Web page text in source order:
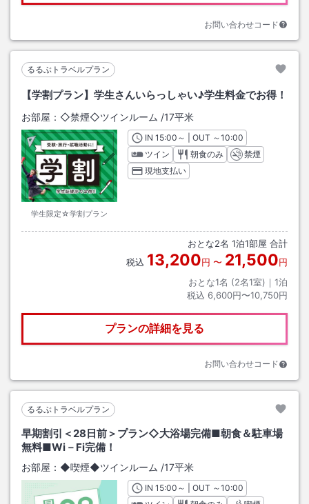
お問い合わせコード
るるぶトラベルプラン
【学割プラン】学生さんいらっしゃい♪学生料金でお得！
お部屋： ◇禁煙◇ツインルーム /17平米
学生限定☆学割プラン
INチェックイン
15:00 ～ | OUT チェックアウト
～10:00
ツイン
朝食のみ
禁煙
現地支払い
おとな2名 1泊1部屋 合計
税込 13,200円 〜 21,500円
おとな1名 (2名1室)｜ 1泊
税込 6,600円〜10,750円
プランの詳細を見る
お問い合わせコード
るるぶトラベルプラン
早期割引＜28日前＞プラン◇大浴場完備■朝食＆駐車場
無料■Wi－Fi完備！
お部屋： ◆喫煙◆ツインルーム /17平米
INチェックイン
15:00 ～ | OUT チェックアウト
～10:00